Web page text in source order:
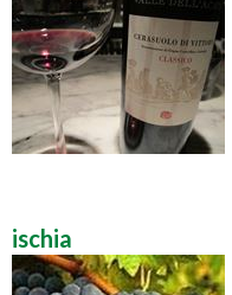
ischia